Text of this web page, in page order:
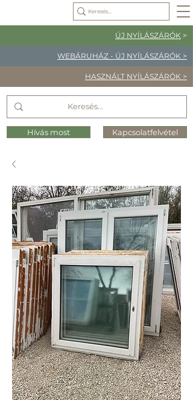
ÚJ NYÍLÁSZÁRÓK >
WEBÁRUHÁZ - ÚJ NYÍLÁSZÁRÓK >
HASZNÁLT NYÍLÁSZÁRÓK >
Hívás most Kapcsolatfelvétel